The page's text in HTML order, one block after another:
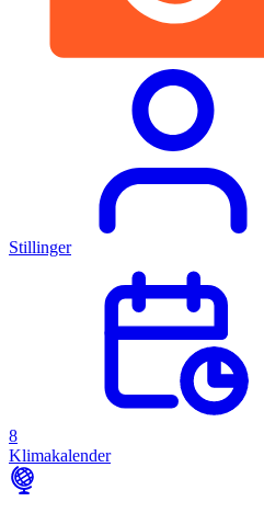
Stillinger
8
Klimakalender